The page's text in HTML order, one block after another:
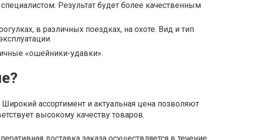
Результат будет более качественным
в различных поездках, на охоте. Вид и тип
«ошейники-удавки».
Широкий ассортимент и актуальная цена позволяют
высокому качеству товаров.